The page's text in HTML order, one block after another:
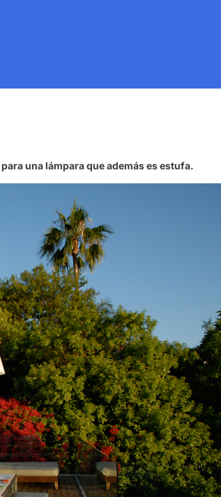
una lámpara que además es estufa.